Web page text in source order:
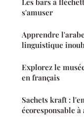
Les bars à
s'amuser
Apprendre
linguistique
Explorez le
en français
Sachets kraft :
écoresponsable à